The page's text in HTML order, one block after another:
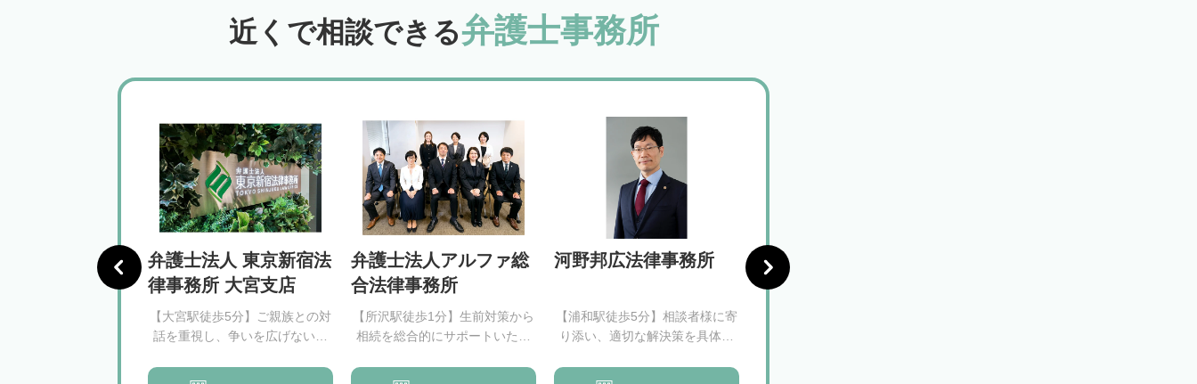
近くで相談できる弁護士事務所
弁護士法人 東京新宿法
律事務所 大宮支店
【大宮駅徒歩5分】ご親族との対
話を重視し、争いを広げないよ
弁護士法人アルファ総
合法律事務所
【所沢駅徒歩1分】生前対策から
相続を総合的にサポートいたし
河野邦広法律事務所
【浦和駅徒歩5分】相談者様に寄
り添い、適切な解決策を具体的
サンライツ法律事務所